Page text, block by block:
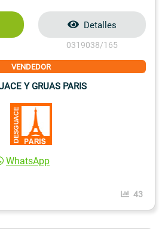
Detalles
0319038/165
VENDEDOR
Y GRUAS PARIS
WhatsApp
43